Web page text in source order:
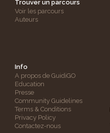
Trouver un parcours
Voir les parcours
Auteurs
Info
A propos de GuidiGO
Education
Presse
Community Guidelines
Terms & Conditions
Privacy Policy
Contactez-nous